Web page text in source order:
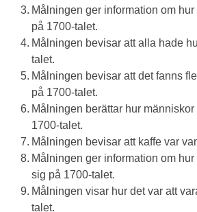
Målningen ger information om
på 1700-talet.
Målningen bevisar att alla hade
talet.
Målningen bevisar att det fanns
på 1700-talet.
Målningen berättar hur
1700-talet.
Målningen bevisar att kaffe var
Målningen ger information om
sig på 1700-talet.
Målningen visar hur det var att
talet.